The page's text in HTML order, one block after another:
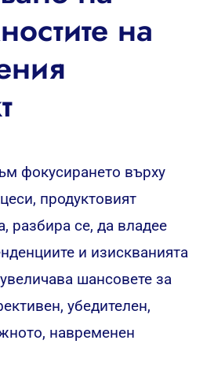
на
фокусирането върху
продуктовият
разбира се, да владее
и изискванията
шансовете за
убедителен,
навременен